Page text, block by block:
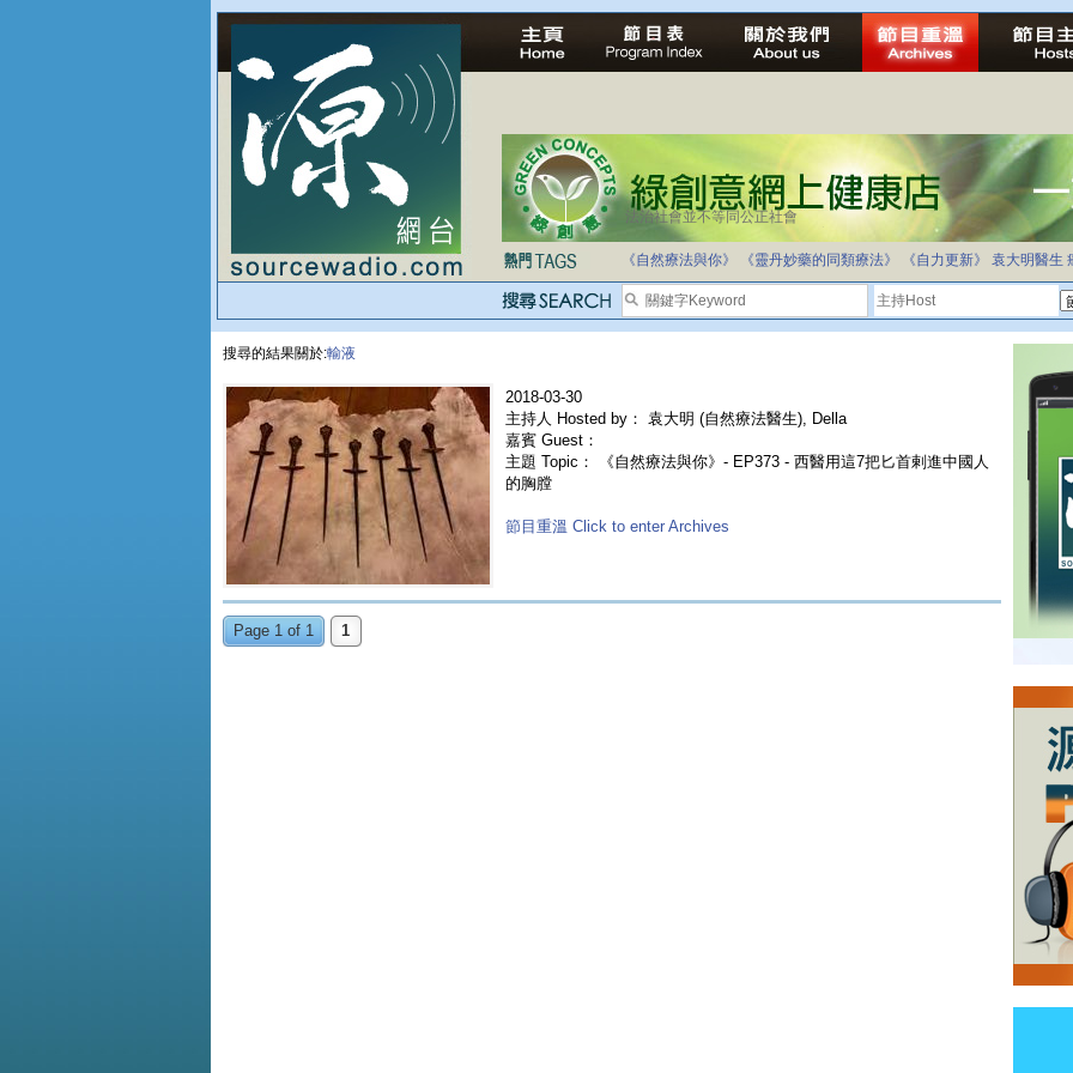
法治社會並不等同公正社會
自家教育合法化-推動多元化教育，全民學卷制
《自然療法與你》 《靈丹妙藥的同類療法》 《自力更新》 袁大明醫生
搜尋的結果關於:輸液
2018-03-30
主持人 Hosted by： 袁大明 (自然療法醫生), Della
嘉賓 Guest：
主題 Topic： 《自然療法與你》- EP373 - 西醫用這7把匕首剌進中國人
的胸膛
節目重溫 Click to enter Archives
Page 1 of 1 1